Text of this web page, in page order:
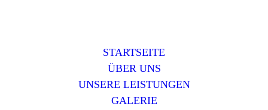
STARTSEITE
ÜBER UNS
UNSERE LEISTUNGEN
GALERIE